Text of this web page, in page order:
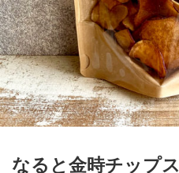
なると金時チップス